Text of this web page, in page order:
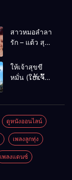
สาวหมอลำลา
รัก – แต้ว สุ
ให้เจ้าสุขขี
หมั่น (ໃຫ້ເຈົ້າ
ดูหนังออนไลน์
เพลงลูกทุ่ง
เพลงแดนซ์